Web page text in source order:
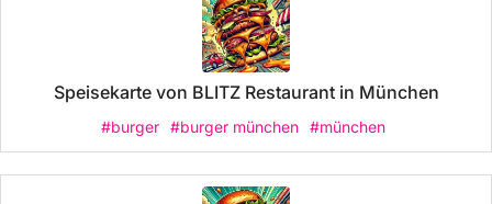
Speisekarte von BLITZ Restaurant in München
#burger #burger münchen #münchen